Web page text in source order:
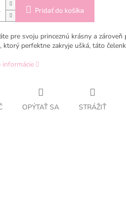
Pridať do košíka
pre svoju princeznú krásny a
ktorý perfektne zakryje ušká, táto
informácie
OPÝTAŤ SA STRÁŽIŤ